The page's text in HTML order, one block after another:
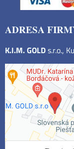
ADRESA
K.I.M. GOLDs.r.o.,